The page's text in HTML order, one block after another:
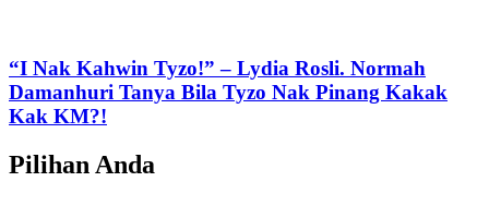
“I Nak Kahwin Tyzo!” – Lydia Rosli. Normah
Damanhuri Tanya Bila Tyzo Nak Pinang Kakak
Kak KM?!
Pilihan Anda